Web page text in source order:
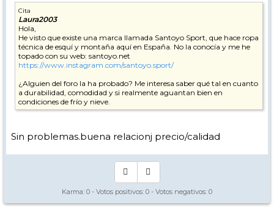
Cita
Laura2003
Hola,
He visto que existe una marca llamada Santoyo Sport, que hace ropa
técnica de esquí y montaña aquí en España. No la conocía y me he
topado con su web: santoyo.net
https://www.instagram.com/santoyo.sport/
¿Alguien del foro la ha probado? Me interesa saber qué tal en cuanto
a durabilidad, comodidad y si realmente aguantan bien en
condiciones de frío y nieve.
Sin problemas.buena relacionj precio/calidad
Karma: 0 - Votos positivos: 0 - Votos negativos: 0